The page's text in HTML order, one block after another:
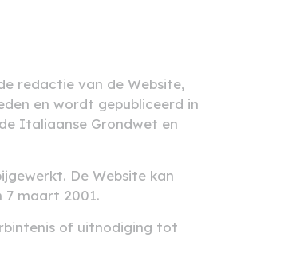
redactie van de Website,
en wordt gepubliceerd in
Italiaanse Grondwet en
De Website kan
7 maart 2001.
of uitnodiging tot